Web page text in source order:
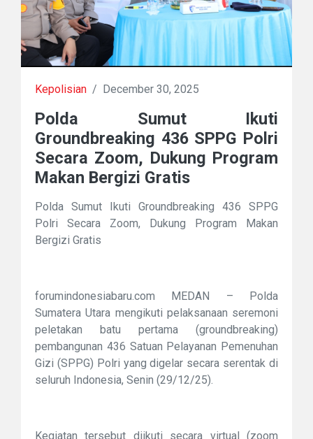
Kepolisian / December 30, 2025
Polda Sumut Ikuti
Groundbreaking 436 SPPG Polri
Secara Zoom, Dukung Program
Makan Bergizi Gratis
Polda Sumut Ikuti Groundbreaking 436 SPPG
Polri Secara Zoom, Dukung Program Makan
Bergizi Gratis
forumindonesiabaru.com MEDAN – Polda
Sumatera Utara mengikuti pelaksanaan seremoni
peletakan batu pertama (groundbreaking)
pembangunan 436 Satuan Pelayanan Pemenuhan
Gizi (SPPG) Polri yang digelar secara serentak di
seluruh Indonesia, Senin (29/12/25).
Kegiatan tersebut diikuti secara virtual (zoom